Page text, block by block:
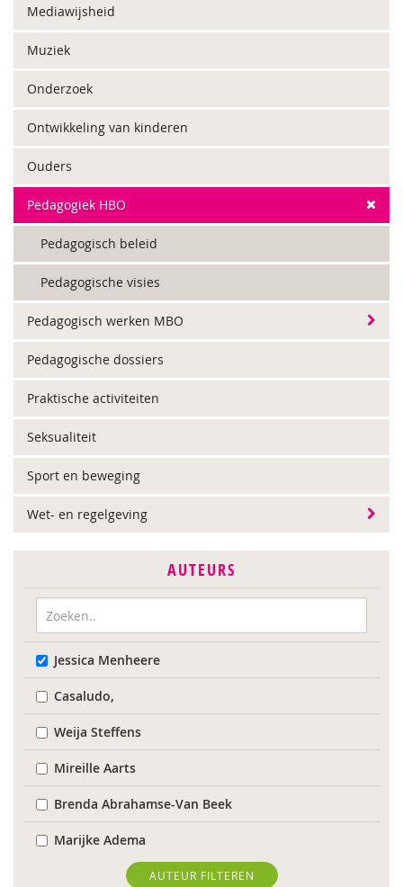
Mediawijsheid
Muziek
Onderzoek
Ontwikkeling van kinderen
Ouders
Pedagogiek HBO
Pedagogisch beleid
Pedagogische visies
Pedagogisch werken MBO
Pedagogische dossiers
Praktische activiteiten
Seksualiteit
Sport en beweging
Wet- en regelgeving
AUTEURS
Jessica Menheere
Casaludo,
Weija Steffens
Mireille Aarts
Brenda Abrahamse-Van Beek
Marijke Adema
Chantal Ariens AUTEUR FILTEREN